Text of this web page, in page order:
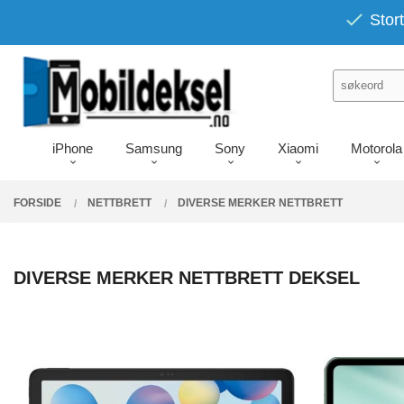
innholdet
iPhone Samsung Sony Xiaomi Motorola
FORSIDE NETTBRETT DIVERSE MERKER NETTBRETT
DIVERSE MERKER NETTBRETT DEKSEL